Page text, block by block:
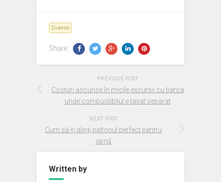
Diverse
Share:
PREVIOUS POST
Costuri ascunse în micile excursii cu barca
unde combustibilul e taxat separat
NEXT POST
Cum să-ți alegi paltonul perfect pentru
iarnă
Written by